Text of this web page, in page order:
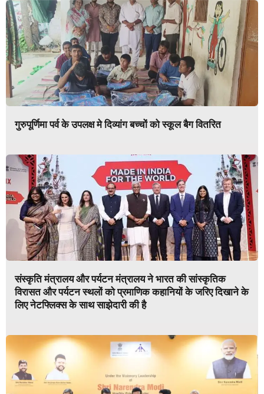
गुरुपूर्णिमा पर्व के उपलक्ष मे दिव्यांग बच्चों को स्कूल बैग वितरित
संस्कृति मंत्रालय और पर्यटन मंत्रालय ने भारत की सांस्कृतिक
विरासत और पर्यटन स्थलों को प्रमाणिक कहानियों के जरिए दिखाने के
लिए नेटफ्लिक्स के साथ साझेदारी की है